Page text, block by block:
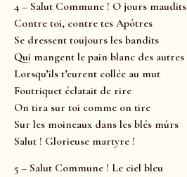
4 – Salut Commune ! O jours maudits
Contre toi, contre tes Apôtres
Se dressent toujours les bandits
Qui mangent le pain blanc des autres
Lorsqu’ils t’eurent collée au mut
Foutriquet éclatait de rire
On tira sur toi comme on tire
Sur les moineaux dans les blés mûrs
Salut ! Glorieuse martyre !
5 – Salut Commune ! Le ciel bleu